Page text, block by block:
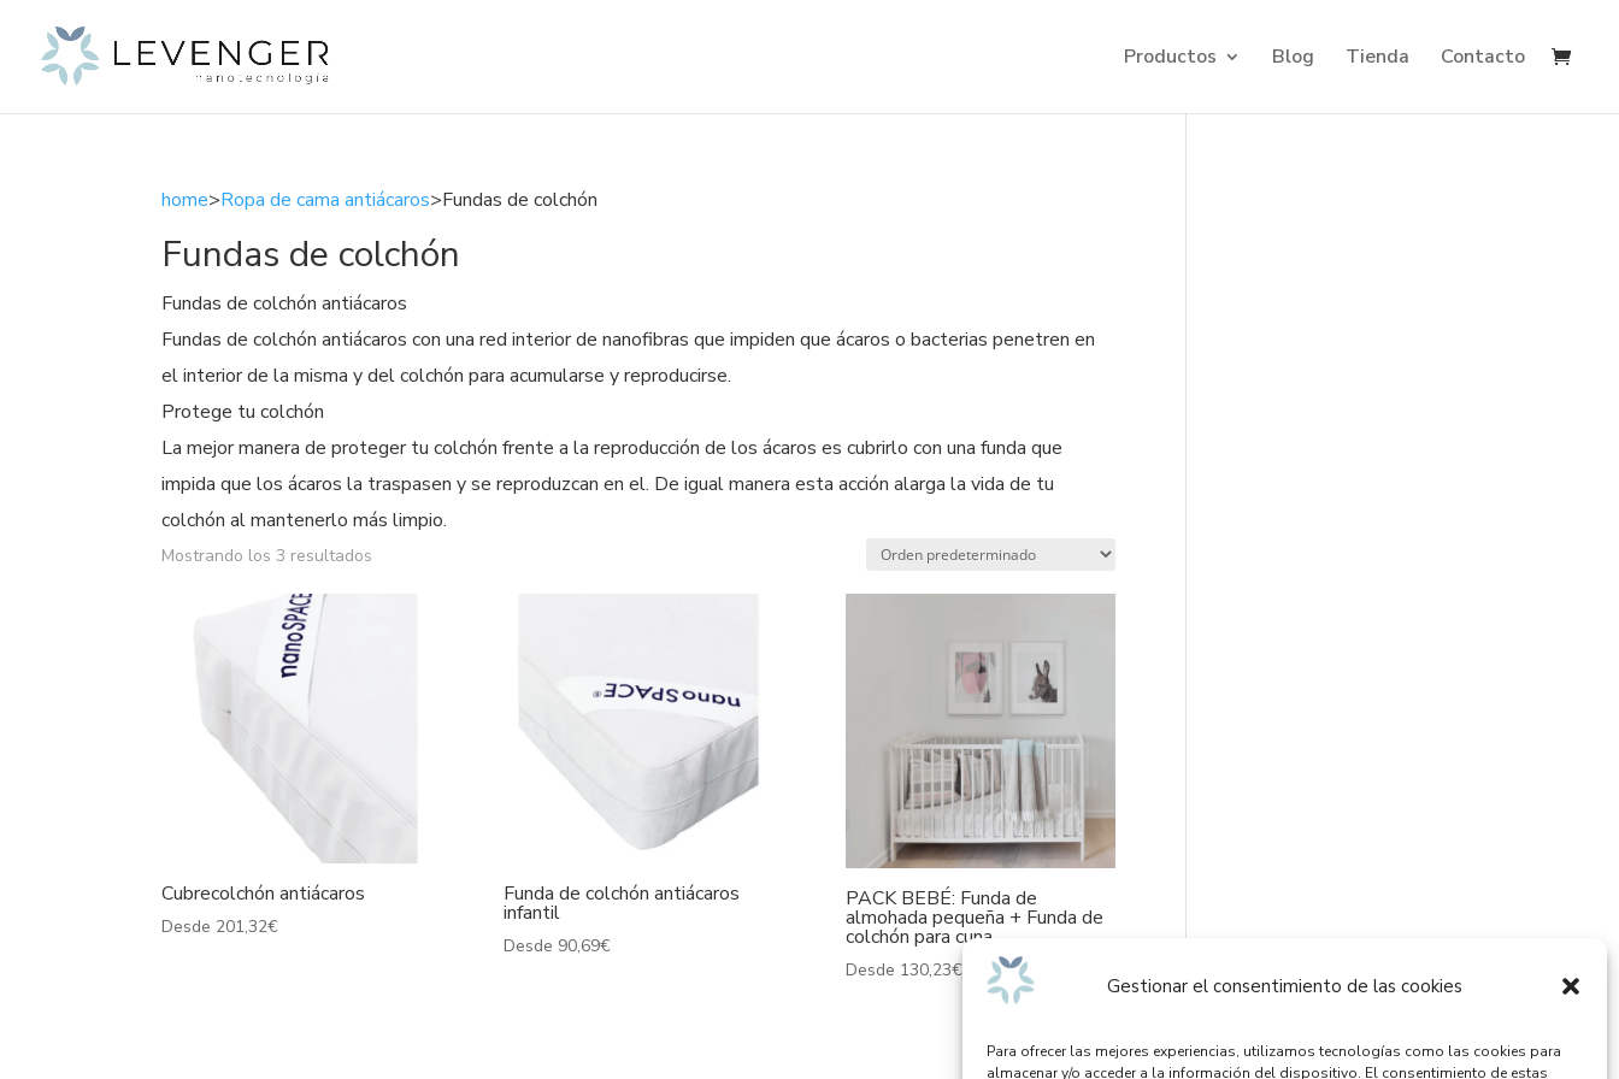
Gestionar el consentimiento de las cookies
Para ofrecer las mejores experiencias, utilizamos tecnologías como las cookies para
almacenar y/o acceder a la información del dispositivo. El consentimiento de estas
Productos Blog Tienda Contacto
home>Ropa de cama antiácaros>Fundas de colchón
Fundas de colchón
Fundas de colchón antiácaros
Fundas de colchón antiácaros con una red interior de nanofibras que impiden que ácaros o bacterias penetren en
el interior de la misma y del colchón para acumularse y reproducirse.
Protege tu colchón
La mejor manera de proteger tu colchón frente a la reproducción de los ácaros es cubrirlo con una funda que
impida que los ácaros la traspasen y se reproduzcan en el. De igual manera esta acción alarga la vida de tu
colchón al mantenerlo más limpio.
Mostrando los 3 resultados
Cubrecolchón antiácaros
Desde 201,32€
Funda de colchón antiácaros
infantil
Desde 90,69€
PACK BEBÉ: Funda de
almohada pequeña + Funda de
colchón para cuna
Desde 130,23€